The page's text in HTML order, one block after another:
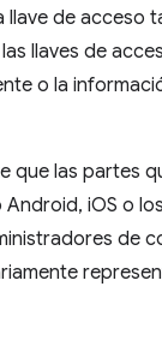
llave de acceso
llaves de
o la
que las partes
iOS o
de